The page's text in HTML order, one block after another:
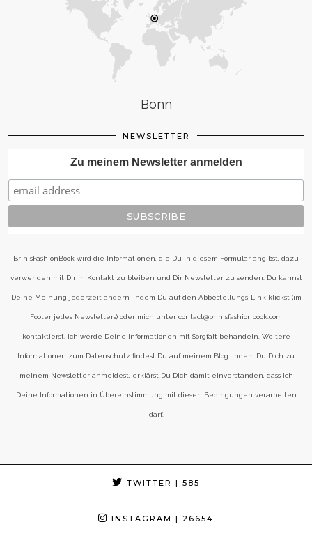
Bonn
NEWSLETTER
Zu meinem Newsletter anmelden
BrinisFashionBook wird die Informationen, die Du in diesem Formular angibst, dazu
verwenden mit Dir in Kontakt zu bleiben und Dir Newsletter zu senden. Du kannst
Deine Meinung jederzeit ändern, indem Du auf den Abbestellungs-Link klickst (im
Footer jedes Newsletters) oder mich unter contact@brinisfashionbook.com
kontaktierst. Ich werde Deine Informationen mit Sorgfalt behandeln. Weitere
Informationen zum Datenschutz findest Du auf meinem Blog. Indem Du Dich zu
meinem Newsletter anmeldest, erklärst Du Dich damit einverstanden, dass ich
Deine Informationen in Übereinstimmung mit diesen Bedingungen verarbeiten
darf.
TWITTER | 585
INSTAGRAM | 26654